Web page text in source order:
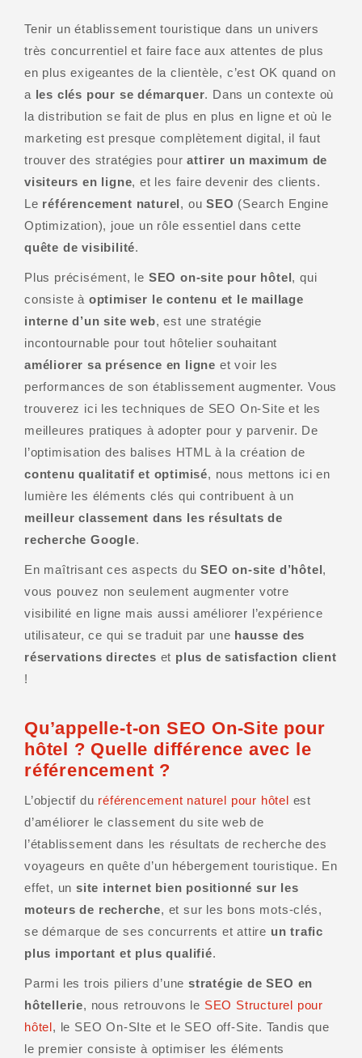
Tenir un établissement touristique dans un univers
très concurrentiel et faire face aux attentes de plus
en plus exigeantes de la clientèle, c’est OK quand on
a les clés pour se démarquer. Dans un contexte où
la distribution se fait de plus en plus en ligne et où le
marketing est presque complètement digital, il faut
trouver des stratégies pourattirer un maximum de
visiteurs en ligne, et les faire devenir des clients.
Le référencement naturel, ouSEO (Search Engine
Optimization), joue un rôle essentiel dans cette
quête de visibilité.
Plus précisément, le SEO on-site pour hôtel, qui
consiste à optimiser le contenu et le maillage
interne d’un site web, est une stratégie
incontournable pour tout hôtelier souhaitant
améliorer sa présence en ligne et voir les
performances de son établissement augmenter. Vous
trouverez ici les techniques de SEO On-Site et les
meilleures pratiques à adopter pour y parvenir. De
l’optimisation des balises HTML à la création de
contenu qualitatif et optimisé, nous mettons ici en
lumière les éléments clés qui contribuent à un
meilleur classement dans les résultats de
recherche Google.
En maîtrisant ces aspects du SEO on-site d’hôtel,
vous pouvez non seulement augmenter votre
visibilité en ligne mais aussi améliorer l’expérience
utilisateur, ce qui se traduit par une hausse des
réservations directes et plus de satisfaction client
!
Qu’appelle-t-on SEO On-Site pour
hôtel ? Quelle différence avec le
référencement ?
L’objectif du référencement naturel pour hôtel est
d’améliorer le classement du site web de
l’établissement dans les résultats de recherche des
voyageurs en quête d’un hébergement touristique. En
effet, un site internet bien positionné sur les
moteurs de recherche, et sur les bons mots-clés,
se démarque de ses concurrents et attire un trafic
plus important et plus qualifié.
Parmi les trois piliers d’une stratégie de SEO en
hôtellerie, nous retrouvons le SEO Structurel pour
hôtel, le SEO On-SIte et le SEO off-Site. Tandis que
le premier consiste à optimiser les éléments